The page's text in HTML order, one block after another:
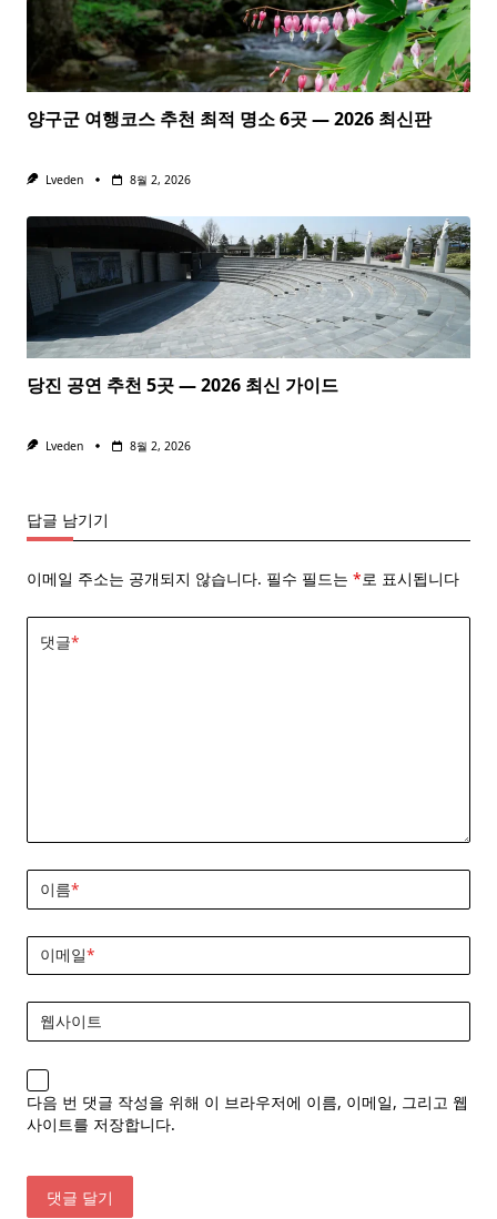
양구군 여행코스 추천 최적 명소 6곳 — 2026 최신판
Lveden 8월 2, 2026
당진 공연 추천 5곳 — 2026 최신 가이드
Lveden 8월 2, 2026
답글 남기기
이메일 주소는 공개되지 않습니다. 필수 필드는 *로 표시됩니다
댓글*
이름*
이메일*
웹사이트
다음 번 댓글 작성을 위해 이 브라우저에 이름, 이메일, 그리고 웹
사이트를 저장합니다.